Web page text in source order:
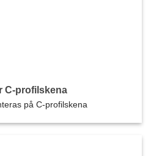
C-profilskena
på C-profilskena